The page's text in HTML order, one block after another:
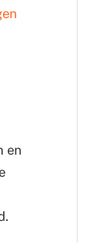
en